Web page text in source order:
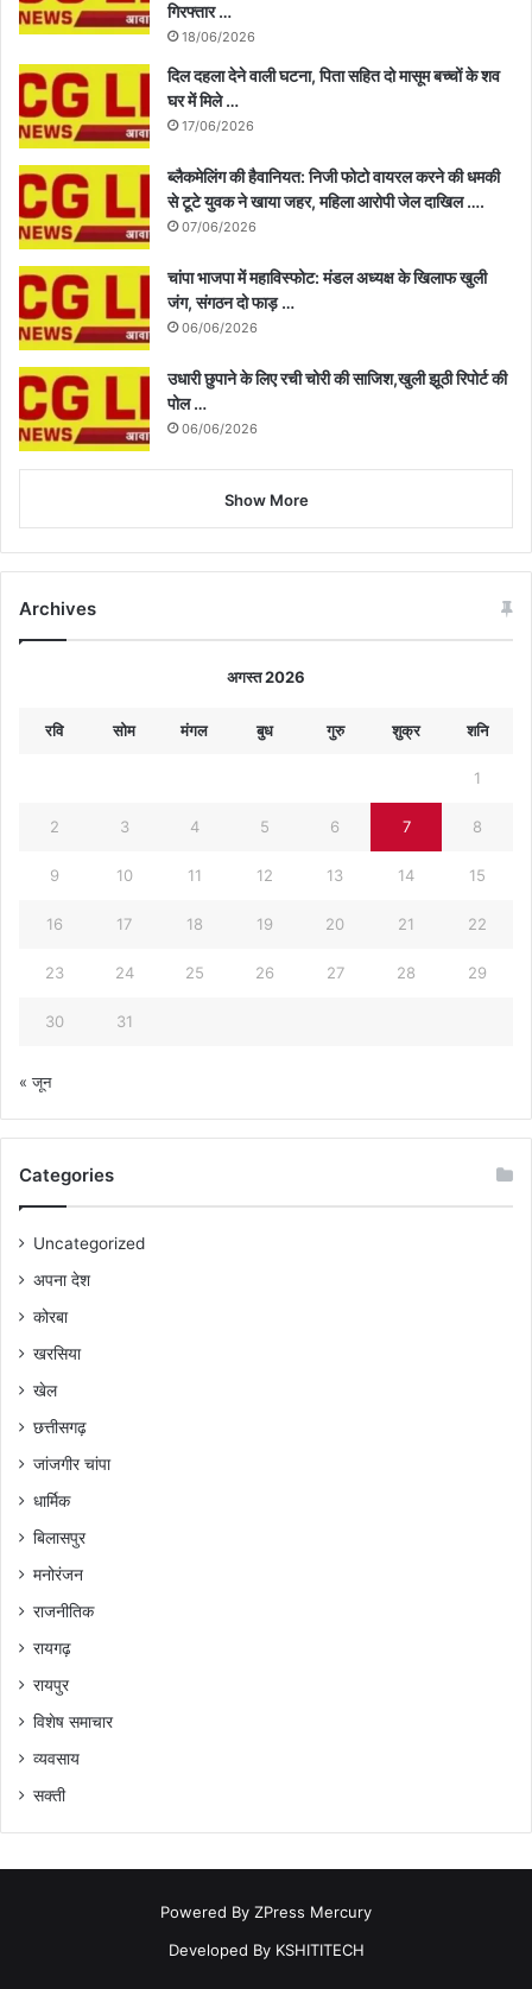
गिरफ्तार …
18/06/2026
दिल दहला देने वाली घटना, पिता सहित दो मासूम बच्चों के शव
घर में मिले …
17/06/2026
ब्लैकमेलिंग की हैवानियत: निजी फोटो वायरल करने की धमकी
से टूटे युवक ने खाया जहर, महिला आरोपी जेल दाखिल ….
07/06/2026
चांपा भाजपा में महाविस्फोट: मंडल अध्यक्ष के खिलाफ खुली
जंग, संगठन दो फाड़ …
06/06/2026
उधारी छुपाने के लिए रची चोरी की साजिश,खुली झूठी रिपोर्ट की
पोल …
06/06/2026
Show More
Archives
अगस्त 2026
रवि सोम मंगल बुध गुरु शुक्र शनि
1
2 3 4 5 6 7 8
9 10 11 12 13 14 15
16 17 18 19 20 21 22
23 24 25 26 27 28 29
30 31
« जून
Categories
Uncategorized
अपना देश
कोरबा
खरसिया
खेल
छत्तीसगढ़
जांजगीर चांपा
धार्मिक
बिलासपुर
मनोरंजन
राजनीतिक
रायगढ़
रायपुर
विशेष समाचार
व्यवसाय
सक्ती
Powered By ZPress Mercury
Developed By KSHITITECH